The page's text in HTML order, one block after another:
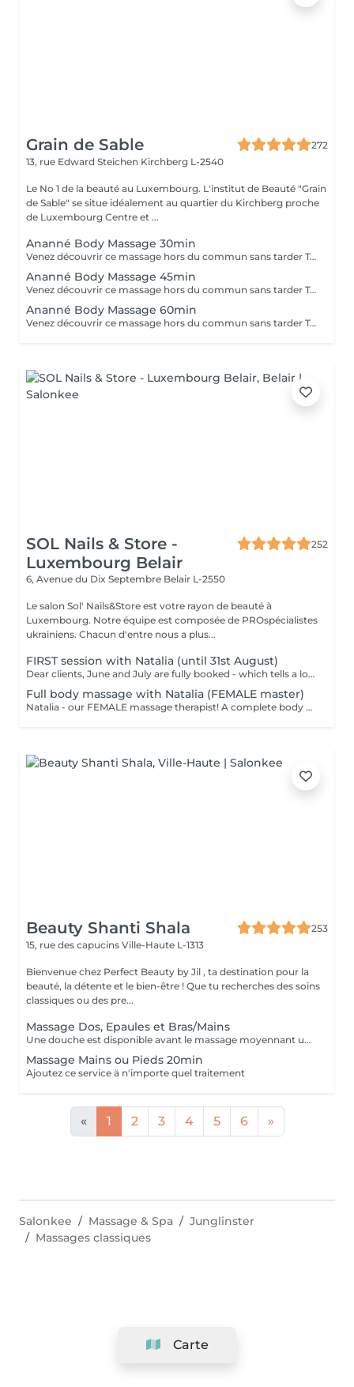
Grain de Sable
272
13, rue Edward Steichen Kirchberg L-2540
Le No 1 de la beauté au Luxembourg. L'institut de Beauté "Grain
de Sable" se situe idéalement au quartier du Kirchberg proche
de Luxembourg Centre et ...
Ananné Body Massage 30min
Venez découvrir ce massage hors du commun sans tarder Tout d'abord nous utilisons une huile végétale et pure puis nous massons l'ensemble du corps en alternant brosses et pierres. Relaxation assurée ! Le corps est détendu et tonifié.
Ananné Body Massage 45min
Venez découvrir ce massage hors du commun sans tarder Tout d'abord nous utilisons une huile végétale et pure puis nous massons l'ensemble du corps en alternant brosses et pierres. Relaxation assurée. Le corps est détendu et tonifié.
Ananné Body Massage 60min
Venez découvrir ce massage hors du commun sans tarder Tout d'abord nous utilisons une huile végétale et pure puis nous massons l'ensemble du corps en alternant brosses et pierres. Relaxation assurée ! Le corps est détendu et tonifié.
SOL Nails & Store -
Luxembourg Belair
252
6, Avenue du Dix Septembre Belair L-2550
Le salon Sol' Nails&Store est votre rayon de beauté à
Luxembourg. Notre équipe est composée de PROspécialistes
ukrainiens. Chacun d'entre nous a plus...
FIRST session with Natalia (until 31st August)
Dear clients, June and July are fully booked - which tells a lot. Plan your session IN AUGUST at a welcome price now. Natalia - our new FEMALE massage therapist! We're excited for you to get to know her, and we're offering a special price - just €59 per session. A full body massage: back, arms, legs, feet, neck. Tension release, better circulation, a calm mind. From the first minute to the last, you're in good hands!
Full body massage with Natalia (FEMALE master)
Natalia - our FEMALE massage therapist! A complete body massage designed to release tension, improve circulation and promote overall relaxation. The treatment typically focuses on the back, shoulders, arms, legs and other key tension areas using smooth and soothing massage techniques. Result: a feeling of lightness, relaxation and renewed body comfort. Recommended frequency: once a week to once a month, depending on your needs and stress level.
Beauty Shanti Shala
253
15, rue des capucins Ville-Haute L-1313
Bienvenue chez Perfect Beauty by Jil , ta destination pour la
beauté, la détente et le bien-être ! Que tu recherches des soins
classiques ou des pre...
Massage Dos, Epaules et Bras/Mains
Une douche est disponible avant le massage moyennant un supplément de 15 €. Nous vous prions donc de vous doucher chez vous ou si nous constatons que vous n'avez pas pris de douche, nous serons contraints de vous facturer 15 €. Merci de votre compréhension. Les massages sont effectués avec une pression suffisante et une attention aux détails, en veillant à ne pas oublier des zones telles que les genoux et les coudes.
Massage Mains ou Pieds 20min
Ajoutez ce service ä n'importe quel traitement
« 1 2 3 4 5 6 »
Carte
Salonkee Massage & Spa
Junglinster
Massages classiques